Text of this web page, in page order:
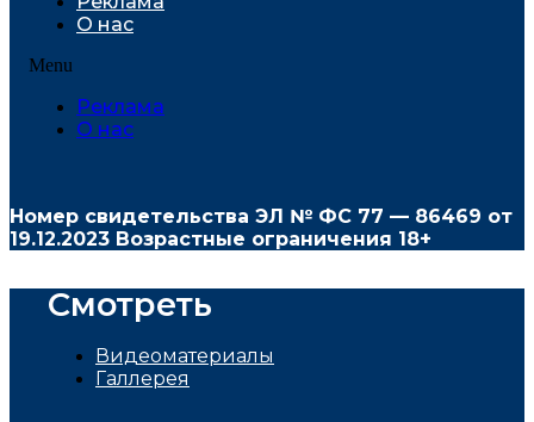
О нас
Menu
Реклама
О нас
Номер свидетельства ЭЛ № ФС 77 — 86469 от
19.12.2023 Возрастные ограничения 18+
Смотреть
Видеоматериалы
Галлерея